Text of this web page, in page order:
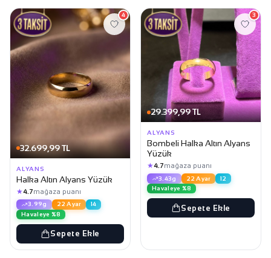
32.699,99 TL
4
ALYANS
Halka Altın Alyans Yüzük
★4.7mağaza puanı
3.99g 22 Ayar
14
Havaleye %8
Sepete Ekle
29.399,99 TL
3
ALYANS
Bombeli Halka Altın Alyans
Yüzük
★4.7mağaza puanı
3.43g 22 Ayar
12
Havaleye %8
Sepete Ekle